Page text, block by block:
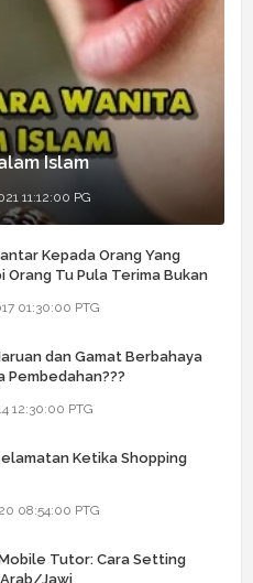
Islam
11:12:00 PG
Kepada Orang Yang
Orang Tu Pula Terima Bukan
01:30:00 PTG
dan Gamat Berbahaya
Pembedahan???
12:30:00 PTG
Ketika Shopping
08:54:00 PTG
Mobile Tutor: Cara Setting
Jawi